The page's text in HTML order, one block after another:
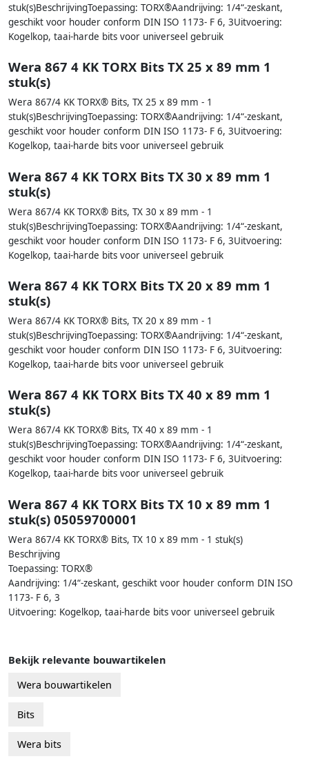
stuk(s)BeschrijvingToepassing: TORX®Aandrijving: 1/4“-zeskant,
geschikt voor houder conform DIN ISO 1173- F 6, 3Uitvoering:
Kogelkop, taai-harde bits voor universeel gebruik
Wera 867 4 KK TORX Bits TX 25 x 89 mm 1
stuk(s)
Wera 867/4 KK TORX® Bits, TX 25 x 89 mm - 1
stuk(s)BeschrijvingToepassing: TORX®Aandrijving: 1/4“-zeskant,
geschikt voor houder conform DIN ISO 1173- F 6, 3Uitvoering:
Kogelkop, taai-harde bits voor universeel gebruik
Wera 867 4 KK TORX Bits TX 30 x 89 mm 1
stuk(s)
Wera 867/4 KK TORX® Bits, TX 30 x 89 mm - 1
stuk(s)BeschrijvingToepassing: TORX®Aandrijving: 1/4“-zeskant,
geschikt voor houder conform DIN ISO 1173- F 6, 3Uitvoering:
Kogelkop, taai-harde bits voor universeel gebruik
Wera 867 4 KK TORX Bits TX 20 x 89 mm 1
stuk(s)
Wera 867/4 KK TORX® Bits, TX 20 x 89 mm - 1
stuk(s)BeschrijvingToepassing: TORX®Aandrijving: 1/4“-zeskant,
geschikt voor houder conform DIN ISO 1173- F 6, 3Uitvoering:
Kogelkop, taai-harde bits voor universeel gebruik
Wera 867 4 KK TORX Bits TX 40 x 89 mm 1
stuk(s)
Wera 867/4 KK TORX® Bits, TX 40 x 89 mm - 1
stuk(s)BeschrijvingToepassing: TORX®Aandrijving: 1/4“-zeskant,
geschikt voor houder conform DIN ISO 1173- F 6, 3Uitvoering:
Kogelkop, taai-harde bits voor universeel gebruik
Wera 867 4 KK TORX Bits TX 10 x 89 mm 1
stuk(s) 05059700001
Wera 867/4 KK TORX® Bits, TX 10 x 89 mm - 1 stuk(s)
Beschrijving
Toepassing: TORX®
Aandrijving: 1/4“-zeskant, geschikt voor houder conform DIN ISO
1173- F 6, 3
Uitvoering: Kogelkop, taai-harde bits voor universeel gebruik
Bekijk relevante bouwartikelen
Wera bouwartikelen
Bits
Wera bits